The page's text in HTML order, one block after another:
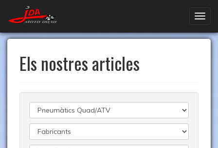
Els nostres articles